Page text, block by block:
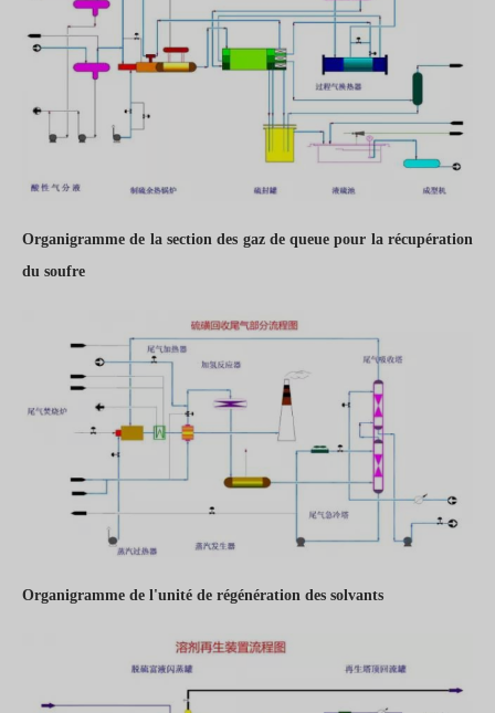
Organigramme de la section des gaz de queue pour la récupération
du soufre
Organigramme de l'unité de régénération des solvants